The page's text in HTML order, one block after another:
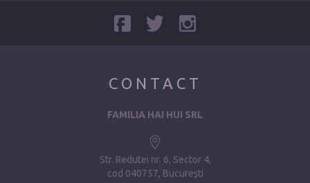
CONTACT
FAMILIA HAI HUI SRL
Str. Redutei nr. 6, Sector 4
cod 040757, București